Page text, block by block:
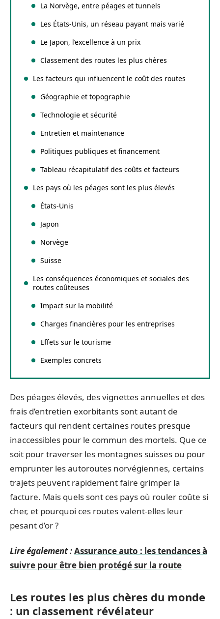
La Norvège, entre péages et tunnels
Les États-Unis, un réseau payant mais varié
Le Japon, l’excellence à un prix
Classement des routes les plus chères
Les facteurs qui influencent le coût des routes
Géographie et topographie
Technologie et sécurité
Entretien et maintenance
Politiques publiques et financement
Tableau récapitulatif des coûts et facteurs
Les pays où les péages sont les plus élevés
États-Unis
Japon
Norvège
Suisse
Les conséquences économiques et sociales des
routes coûteuses
Impact sur la mobilité
Charges financières pour les entreprises
Effets sur le tourisme
Exemples concrets
Des péages élevés, des vignettes annuelles et des
frais d’entretien exorbitants sont autant de
facteurs qui rendent certaines routes presque
inaccessibles pour le commun des mortels. Que ce
soit pour traverser les montagnes suisses ou pour
emprunter les autoroutes norvégiennes, certains
trajets peuvent rapidement faire grimper la
facture. Mais quels sont ces pays où rouler coûte si
cher, et pourquoi ces routes valent-elles leur
pesant d’or ?
Lire également :Assurance auto : les tendances à
suivre pour être bien protégé sur la route
Les routes les plus chères du monde
: un classement révélateur